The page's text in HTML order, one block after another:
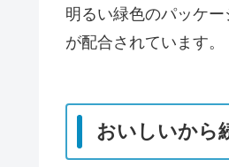
明るい緑色のパッケ
が配合されています。
おいしいから